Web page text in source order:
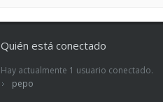
Quién está conectado
Hay actualmente 1 usuario conectado.
pepo